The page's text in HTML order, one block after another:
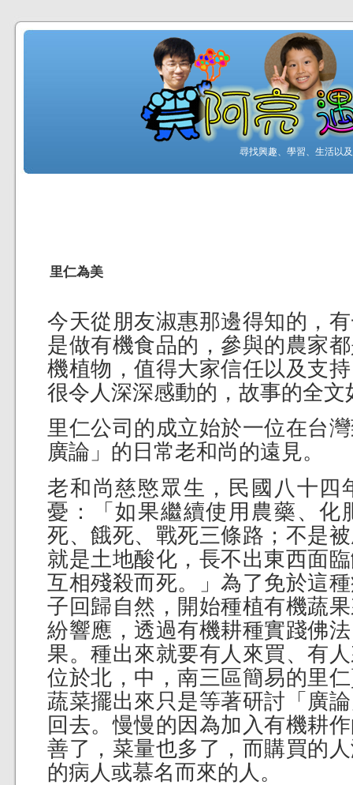
尋找興趣、學習、生活以
里仁為美
今天從朋友淑惠那邊得知的，
是做有機食品的，參與的農家
機植物，值得大家信任以及支
很令人深深感動的，故事的全文
里仁公司的成立始於一位在台
廣論」的日常老和尚的遠見。
老和尚慈愍眾生，民國八十四
憂：「如果繼續使用農藥、化
死、餓死、戰死三條路；不是
就是土地酸化，長不出東西面
互相殘殺而死。」為了免於這
子回歸自然，開始種植有機蔬
紛響應，透過有機耕種實踐佛
果。種出來就要有人來買、有
位於北，中，南三區簡易的里
蔬菜擺出來只是等著研討「廣
回去。慢慢的因為加入有機耕
善了，菜量也多了，而購買的
的病人或慕名而來的人。